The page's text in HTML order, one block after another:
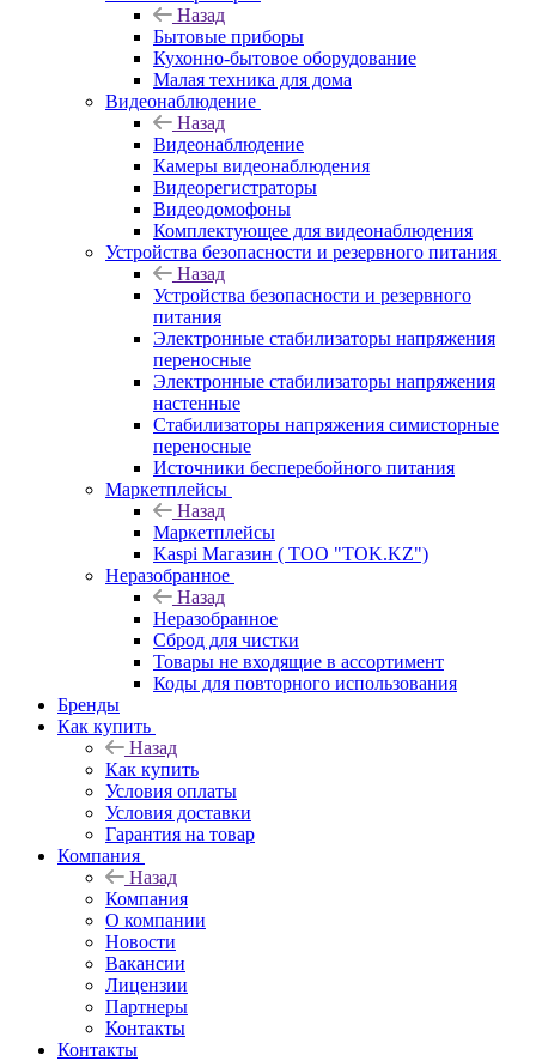
Назад
Бытовые приборы
Кухонно-бытовое оборудование
Малая техника для дома
Видеонаблюдение
Назад
Видеонаблюдение
Камеры видеонаблюдения
Видеорегистраторы
Видеодомофоны
Комплектующее для видеонаблюдения
Устройства безопасности и резервного питания
Назад
Устройства безопасности и резервного
питания
Электронные стабилизаторы напряжения
переносные
Электронные стабилизаторы напряжения
настенные
Стабилизаторы напряжения симисторные
переносные
Источники бесперебойного питания
Маркетплейсы
Назад
Маркетплейсы
Kaspi Магазин ( ТОО "TOK.KZ")
Неразобранное
Назад
Неразобранное
Сброд для чистки
Товары не входящие в ассортимент
Коды для повторного использования
Бренды
Как купить
Назад
Как купить
Условия оплаты
Условия доставки
Гарантия на товар
Компания
Назад
Компания
О компании
Новости
Вакансии
Лицензии
Партнеры
Контакты
Контакты